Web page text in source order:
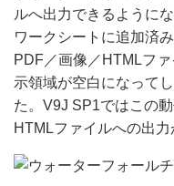
ルへ出力できるように
ワークシートに追加済
PDF／画像／HTMLフ
示領域が空白になって
た。V9J SP1ではこの
HTMLファイルへの出力